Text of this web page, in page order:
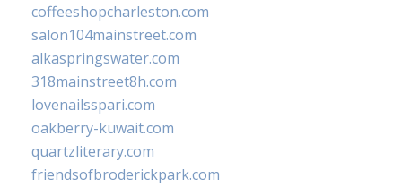
coffeeshopcharleston.com
salon104mainstreet.com
alkaspringswater.com
318mainstreet8h.com
lovenailsspari.com
oakberry-kuwait.com
quartzliterary.com
friendsofbroderickpark.com